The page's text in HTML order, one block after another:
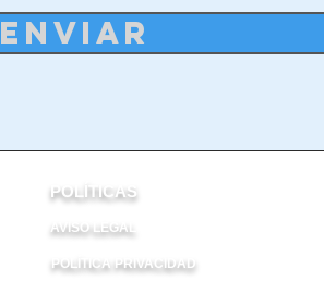
ENVIAR
POLÍTICAS
AVISO LEGAL
POLÍTICA PRIVACIDAD